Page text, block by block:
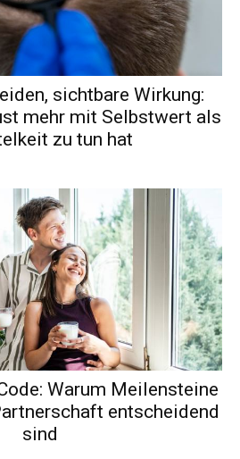
sichtbare Wirkung:
mehr mit Selbstwert als
zu tun hat
Warum Meilensteine
entscheidend
sind